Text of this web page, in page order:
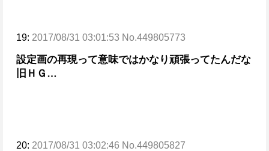
19: 2017/08/31 03:01:53 No.449805773
設定画の再現って意味ではかなり頑張ってたんだな
旧ＨＧ…
20: 2017/08/31 03:02:46 No.449805827